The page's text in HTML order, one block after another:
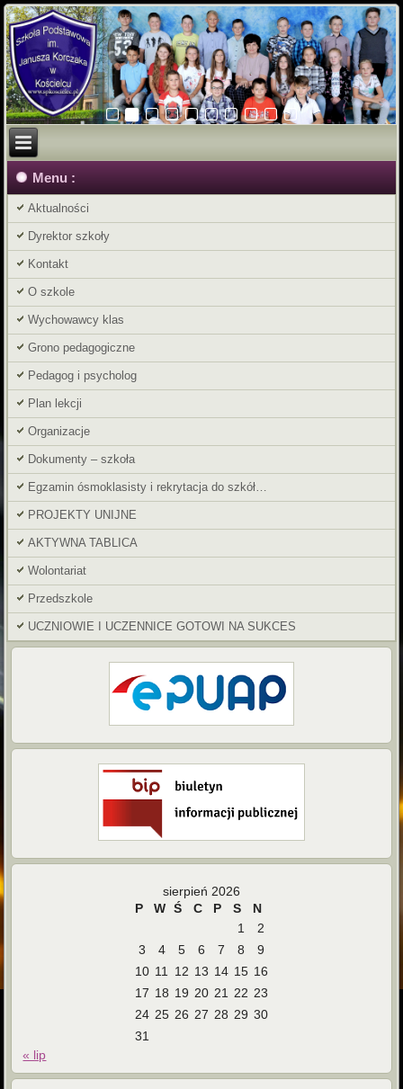
Menu :
Aktualności
Dyrektor szkoły
Kontakt
O szkole
Wychowawcy klas
Grono pedagogiczne
Pedagog i psycholog
Plan lekcji
Organizacje
Dokumenty – szkoła
Egzamin ósmoklasisty i rekrytacja do szkół…
PROJEKTY UNIJNE
AKTYWNA TABLICA
Wolontariat
Przedszkole
UCZNIOWIE I UCZENNICE GOTOWI NA SUKCES
sierpień 2026
P
W Ś C P S
N
1
2
3
4 5 6 7 8
9
10 11 12 13 14 15 16
17 18 19 20 21 22 23
24 25 26 27 28 29 30
31
« lip